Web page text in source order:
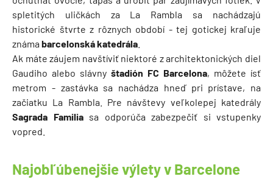
spletitých uličkách za La Rambla sa nachádzajú
historické štvrte z rôznych období - tej gotickej kraľuje
známa barcelonská katedrála
Ak máte záujem navštíviť niektoré z architektonických diel
Gaudiho alebo slávny štadión FC Barcelona, môžete ísť
metrom - zastávka sa nachádza hneď pri prístave, na
začiatku La Rambla. Pre návštevy veľkolepej katedrály
Sagrada Familia sa odporúča zabezpečiť si vstupenky
vopred.
Najobľúbenejšie výlety v Barcelone